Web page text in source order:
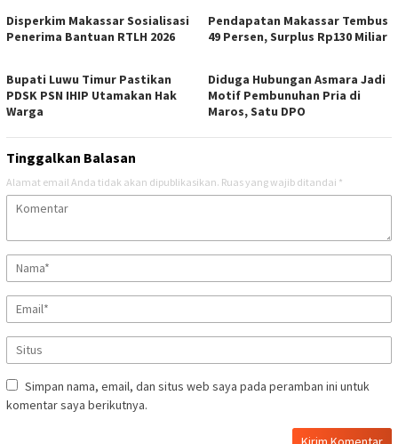
Disperkim Makassar Sosialisasi
Penerima Bantuan RTLH 2026
Pendapatan Makassar Tembus
49 Persen, Surplus Rp130 Miliar
Bupati Luwu Timur Pastikan
PDSK PSN IHIP Utamakan Hak
Warga
Diduga Hubungan Asmara Jadi
Motif Pembunuhan Pria di
Maros, Satu DPO
Tinggalkan Balasan
Alamat email Anda tidak akan dipublikasikan. Ruas yang wajib ditandai *
Simpan nama, email, dan situs web saya pada peramban ini untuk
komentar saya berikutnya.